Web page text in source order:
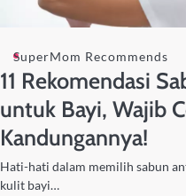
SuperMom Recommends
11 Rekomendasi
untuk Bayi, Wajib
Kandungannya!
Hati-hati dalam memilih sabun
kulit bayi…